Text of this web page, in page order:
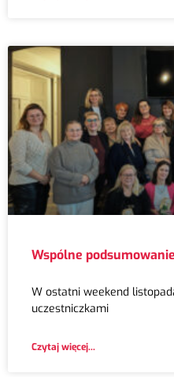
Wspólne
W ostatni weekend
uczestniczkami
Czytaj więcej...